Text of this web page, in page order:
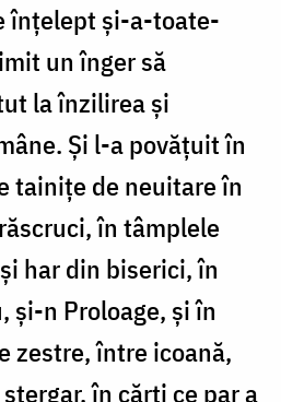
înțelept și-a-toate-
un înger să
la înzilirea și
Și l-a povățuit în
tainițe de neuitare în
în tâmplele
har din biserici, în
și-n Proloage, și în
zestre, între icoană,
în cărți ce par a